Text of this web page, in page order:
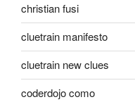
christian fusi
cluetrain manifesto
cluetrain new clues
coderdojo como